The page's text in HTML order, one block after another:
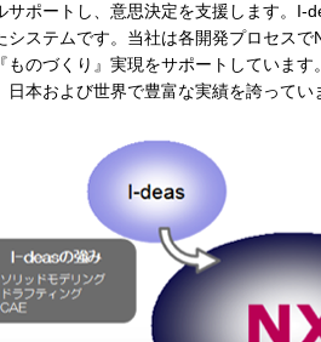
サポートし、意思決定を支援します。
システムです。当社は各開発プロセス
ものづくり』実現をサポートしていま
日本および世界で豊富な実績を誇ってい